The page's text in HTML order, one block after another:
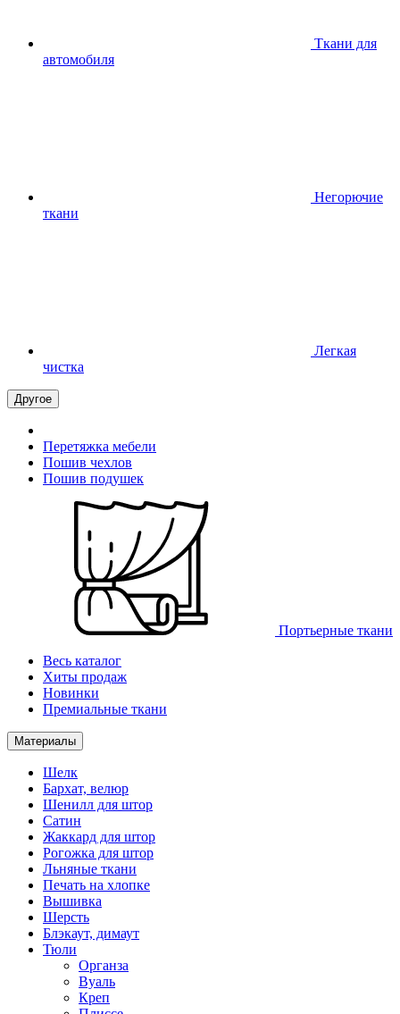
Ткани для
автомобиля
Негорючие
ткани
Легкая
чистка
Другое
Перетяжка мебели
Пошив чехлов
Пошив подушек
Портьерные ткани
Весь каталог
Хиты продаж
Новинки
Премиальные ткани
Материалы
Шелк
Бархат, велюр
Шенилл для штор
Сатин
Жаккард для штор
Рогожка для штор
Льняные ткани
Печать на хлопке
Вышивка
Шерсть
Блэкаут, димаут
Тюли
Органза
Вуаль
Креп